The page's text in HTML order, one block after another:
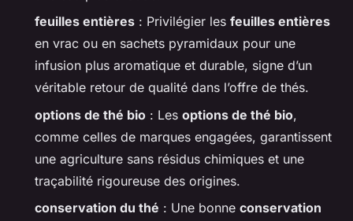
feuilles entières : Privilégier les feuilles entières
en vrac ou en sachets pyramidaux pour une
infusion plus aromatique et durable, signe d’un
véritable retour de qualité dans l’offre de thés.
options de thé bio : Les options de thé bio,
comme celles de marques engagées, garantissent
une agriculture sans résidus chimiques et une
traçabilité rigoureuse des origines.
conservation du thé : Une bonne conservation